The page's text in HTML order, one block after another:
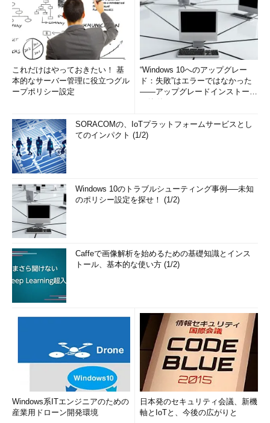
これだけはやっておきたい！ 基
本的なサーバー管理に役立つグル
ープポリシー設定
“Windows 10へのアップグレー
ド：失敗”はエラーではなかった
――アップグレードインストール
SORACOMの、IoTプラットフォームサービスとし
てのインパクト (1/2)
Windows 10のトラブルシューティング事例──未知
のポリシー設定を探せ！ (1/2)
Caffeで画像解析を始めるための基礎知識とインス
トール、基本的な使い方 (1/2)
Windows系ITエンジニアのための
産業用ドローン開発環境
日本発のセキュリティ会議、新機
軸とIoTと、今後の広がりと